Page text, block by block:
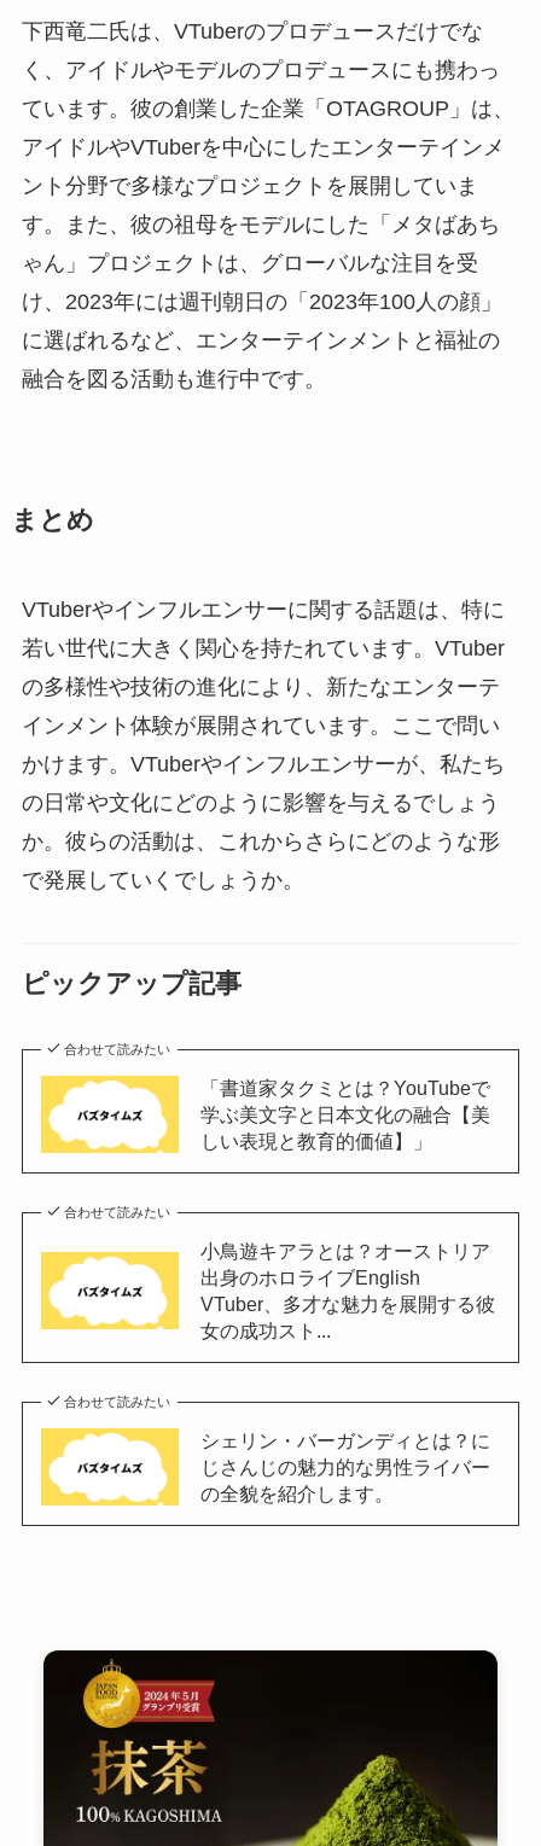
下西竜二氏は、VTuberのプロデュースだけでな
く、アイドルやモデルのプロデュースにも携わっ
ています。彼の創業した企業「OTAGROUP」は、
アイドルやVTuberを中心にしたエンターテインメ
ント分野で多様なプロジェクトを展開していま
す。また、彼の祖母をモデルにした「メタばあち
ゃん」プロジェクトは、グローバルな注目を受
け、2023年には週刊朝日の「2023年100人の顔」
に選ばれるなど、エンターテインメントと福祉の
融合を図る活動も進行中です。
まとめ
VTuberやインフルエンサーに関する話題は、特に
若い世代に大きく関心を持たれています。VTuber
の多様性や技術の進化により、新たなエンターテ
インメント体験が展開されています。ここで問い
かけます。VTuberやインフルエンサーが、私たち
の日常や文化にどのように影響を与えるでしょう
か。彼らの活動は、これからさらにどのような形
で発展していくでしょうか。
ピックアップ記事
合わせて読みたい
「書道家タクミとは？YouTubeで
学ぶ美文字と日本文化の融合【美
しい表現と教育的価値】」
合わせて読みたい
小鳥遊キアラとは？オーストリア
出身のホロライブEnglish
VTuber、多才な魅力を展開する彼
女の成功スト...
合わせて読みたい
シェリン・バーガンディとは？に
じさんじの魅力的な男性ライバー
の全貌を紹介します。